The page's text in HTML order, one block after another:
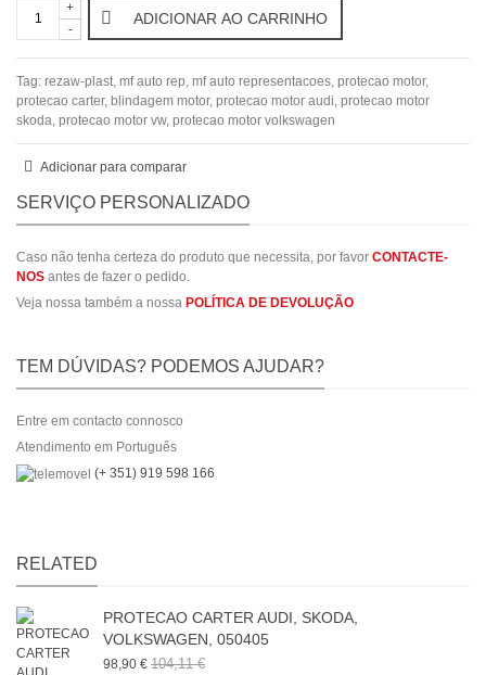
-
+
ADICIONAR AO CARRINHO
Tag: rezaw-plast mf auto rep mf auto representacoes protecao motor,
protecao carter, blindagem motor, protecao motor audi protecao motor
skoda protecao motor vw, protecao motor volkswagen
Adicionar para comparar
SERVIÇO PERSONALIZADO
Caso não tenha certeza do produto que necessita, por favor CONTACTE-
NOS antes de fazer o pedido.
Veja nossa também a nossa POLÍTICA DE DEVOLUÇÃO
TEM DÚVIDAS? PODEMOS AJUDAR?
Entre em contacto connosco
Atendimento em Português
(+ 351) 919 598 166
RELATED
PROTECAO CARTER AUDI, SKODA,
VOLKSWAGEN, 050405
98,90 € 104,11 €